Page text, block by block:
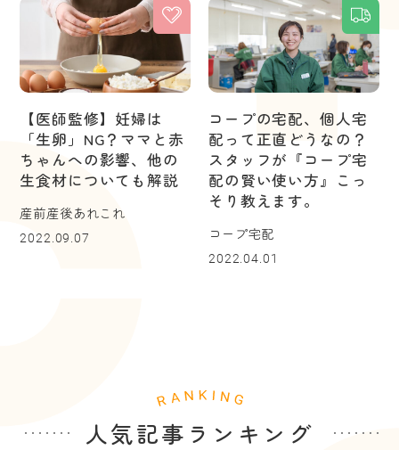
【医師監修】妊婦は
「生卵」NG？ママと赤
ちゃんへの影響、他の
生食材についても解説
産前産後あれこれ
2022.09.07
コープの宅配、個人宅
配って正直どうなの？
スタッフが『コープ宅
配の賢い使い方』こっ
そり教えます。
コープ宅配
2022.04.01
人気記事ランキング